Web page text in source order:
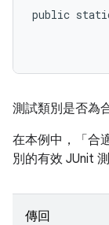
public
測試類別是否為
在本例中，「合
別的有效 JUnit
傳回